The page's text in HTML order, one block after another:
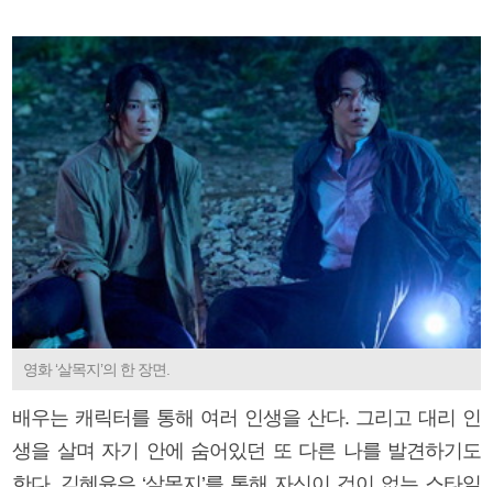
영화 ‘살목지’의 한 장면.
배우는 캐릭터를 통해 여러 인생을 산다. 그리고 대리 인
생을 살며 자기 안에 숨어있던 또 다른 나를 발견하기도